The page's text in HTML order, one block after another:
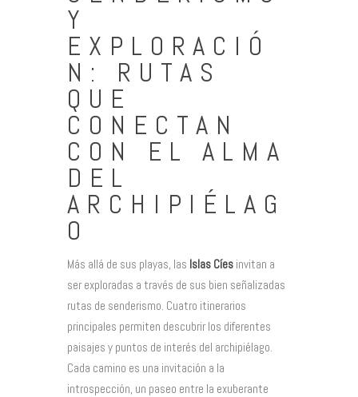
Y
EXPLORACIÓ
N: RUTAS
QUE
CONECTAN
CON EL ALMA
DEL
ARCHIPIÉLAG
O
Más allá de sus playas, las Islas Cíes invitan a
ser exploradas a través de sus bien señalizadas
rutas de senderismo. Cuatro itinerarios
principales permiten descubrir los diferentes
paisajes y puntos de interés del archipiélago.
Cada camino es una invitación a la
introspección, un paseo entre la exuberante